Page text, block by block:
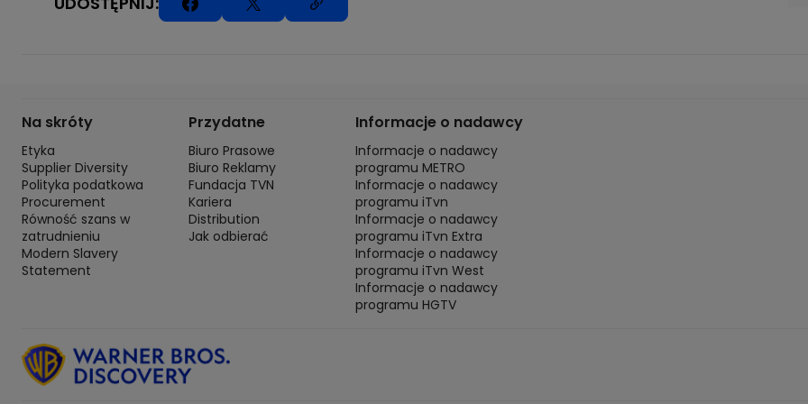
Na skróty
Etyka
Supplier Diversity
Polityka podatkowa
Procurement
Równość szans w
zatrudnieniu
Modern Slavery
Statement
Przydatne
Biuro Prasowe
Biuro Reklamy
Fundacja TVN
Kariera
Distribution
Jak odbierać
Informacje o nadawcy
Informacje o nadawcy
programu METRO
Informacje o nadawcy
programu iTvn
Informacje o nadawcy
programu iTvn Extra
Informacje o nadawcy
programu iTvn West
Informacje o nadawcy
programu HGTV